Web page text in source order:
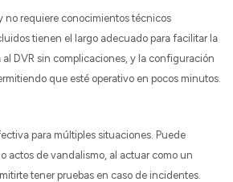
no requiere conocimientos técnicos
tienen el largo adecuado para facilitar la
DVR sin complicaciones, y la configuración
que esté operativo en pocos minutos.
para múltiples situaciones. Puede
actos de vandalismo, al actuar como un
tener pruebas en caso de incidentes.